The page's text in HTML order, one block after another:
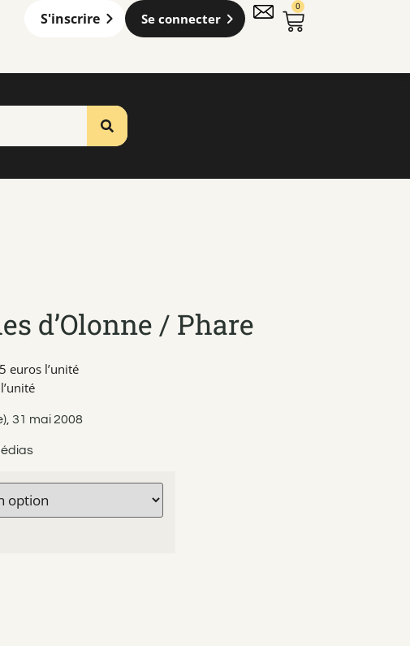
S'inscrire Se connecter
0
d’Olonne / Phare
euros l’unité
31 mai 2008